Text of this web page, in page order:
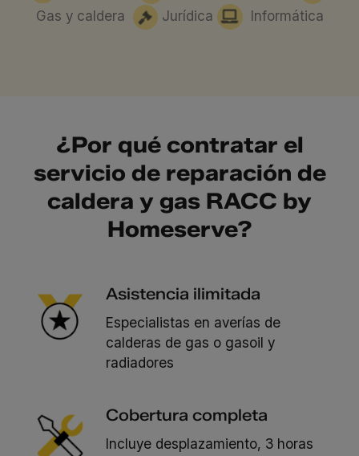
Gas y caldera
Jurídica Informática
¿Por qué contratar el
servicio de reparación de
caldera y gas RACC by
Homeserve?
Asistencia ilimitada
Especialistas en averías de
calderas de gas o gasoil y
radiadores
Cobertura completa
Incluye desplazamiento, 3 horas